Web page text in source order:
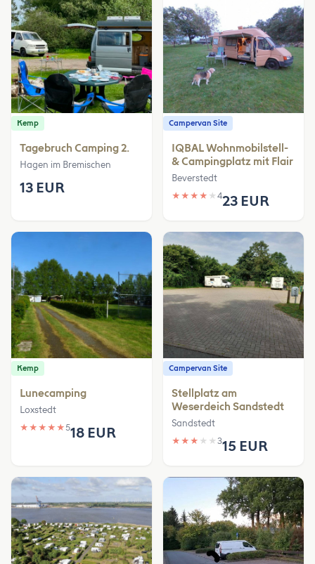
Kemp
Tagebruch Camping 2.
Hagen im Bremischen
13 EUR
Campervan Site
IQBAL Wohnmobilstell-
& Campingplatz mit Flair
Beverstedt
★ ★ ★ ★ ★ 423 EUR
Kemp
Lunecamping
Loxstedt
★ ★ ★ ★ ★518 EUR
Campervan Site
Stellplatz am
Weserdeich Sandstedt
Sandstedt
★ ★ ★ ★ ★ 315 EUR